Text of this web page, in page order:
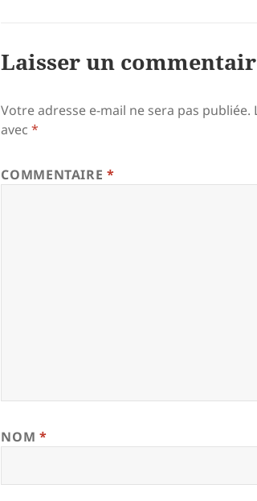
Laisser un
Votre adresse e-mail ne sera pas publiée.
avec*
COMMENTAIRE*
NOM *